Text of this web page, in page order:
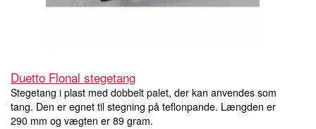
Duetto Flonal stegetang
Stegetang i plast med dobbelt palet, der kan anvendes som
tang. Den er egnet til stegning på teflonpande. Længden er
290 mm og vægten er 89 gram.